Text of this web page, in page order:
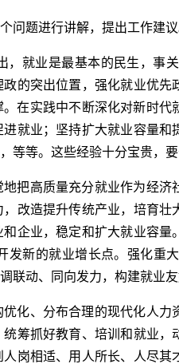
问题进行讲解，提出工作建
就业是最基本的民生，事
的突出位置，强化就业优
在实践中不断深化对新时
就业；坚持扩大就业容量
等。这些经验十分宝贵，要
把高质量充分就业作为经
改造提升传统产业，培育
企业，稳定和扩大就业容
新的就业增长点。强化重
联动、同向发力，构建就业友
化、分布合理的现代化人
筹抓好教育、培训和就业
岗相适、用人所长、人尽